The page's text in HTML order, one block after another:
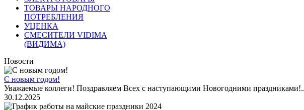
ТОВАРЫ НАРОДНОГО
ПОТРЕБЛЕНИЯ
УЦЕНКА
СМЕСИТЕЛИ VIDIMA
(ВИДИМА)
Новости
С новым годом!
Уважаемые коллеги! Поздравляем Всех с наступающими Новогодними праздниками!..
30.12.2025